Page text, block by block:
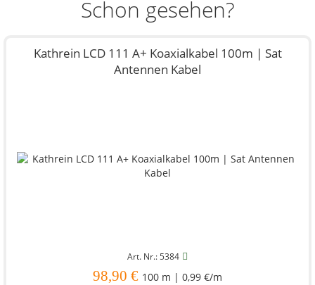
Schon gesehen?
Kathrein LCD 111 A+ Koaxialkabel 100m | Sat
Antennen Kabel
Art. Nr.: 5384
98,90 € 100 m | 0,99 €/m